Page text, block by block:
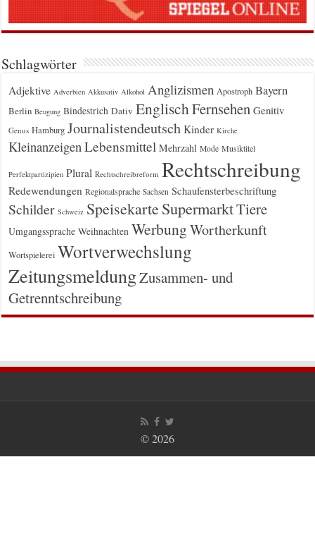
Schlagwörter
Adjektive Adverbien Akkusativ Alkohol Anglizismen Apostroph Bayern
Berlin Beugung Bindestrich Dativ EnglischFernsehen Genitiv
Genus Hamburg Journalistendeutsch Kinder Kirche
Kleinanzeigen Lebensmittel Mehrzahl Mode Musiktitel
Perfektpartizipien Plural Rechtschreibreform Rechtschreibung
Redewendungen Regionalsprache Sachsen Schaufensterbeschriftung
Schilder Schweiz Speisekarte SupermarktTiere
Umgangssprache Weihnachten WerbungWortherkunft
Wortspielerei Wortverwechslung
ZeitungsmeldungZusammen- und
Getrenntschreibung
© 2026